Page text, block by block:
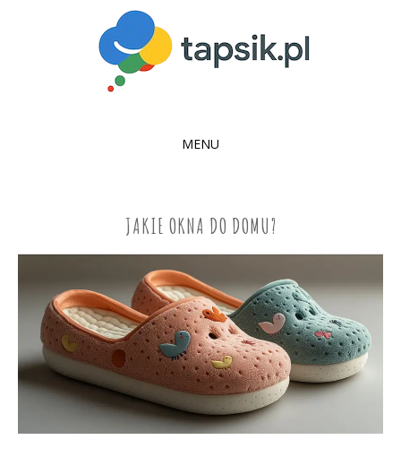
MENU
JAKIE OKNA DO DOMU?